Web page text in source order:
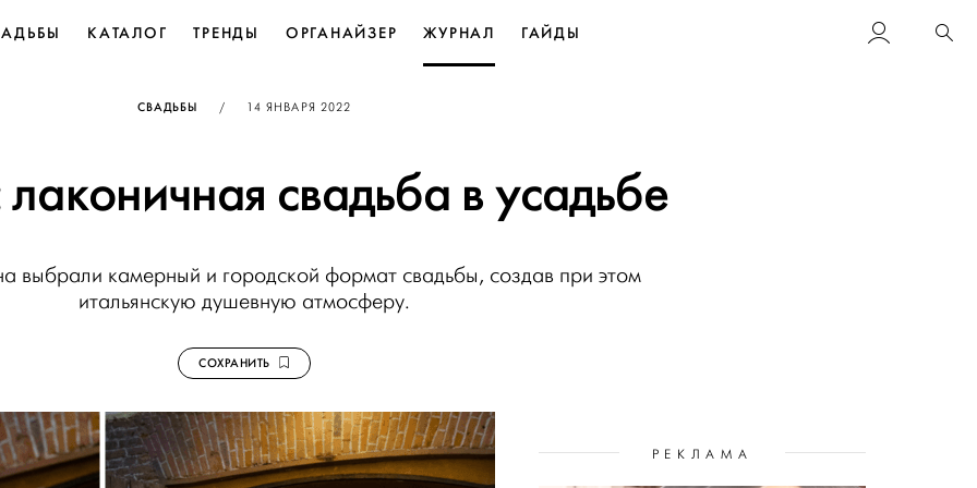
КАТАЛОГ ТРЕНДЫ ОРГАНАЙЗЕР ЖУРНАЛ ГАЙДЫ
СВАДЬБЫ / ОПУБЛИКОВАНО
14 ЯНВАРЯ 2022
лаконичная свадьба в усадьбе
выбрали камерный и городской формат свадьбы, создав при этом
итальянскую душевную атмосферу.
СОХРАНИТЬ
РЕКЛАМА